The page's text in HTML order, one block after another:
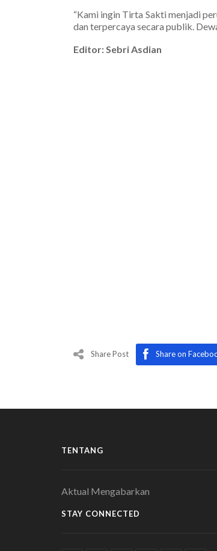
“Kami ingin Tirta Sakti menjadi
dan terpercaya secara publik.
Editor: Sebri Asdian
Share Post Share on
TENTANG
Aktual Mengabarkan
STAY CONNECTED